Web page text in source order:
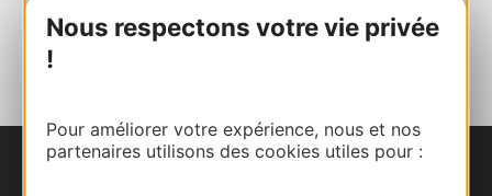
Nous respectons votre vie privée
!
Pour améliorer votre expérience, nous et nos
partenaires utilisons des cookies utiles pour :
AJOUTER
AU CARNET